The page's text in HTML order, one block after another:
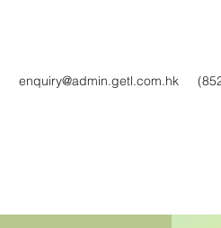
enquiry@admin.getl.com.hk